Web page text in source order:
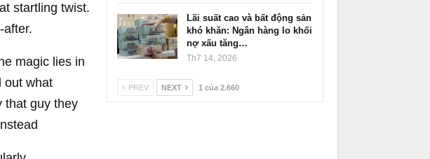
startling twist.
after.
magic lies in
out what
that guy they
Lãi suất cao và bất động sản
khó khăn: Ngân hàng lo khối
nợ xấu tăng…
Th7 14, 2026
PREV NEXT 1 của 2.660